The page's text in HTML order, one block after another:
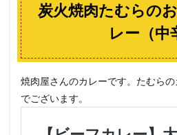
炭火焼肉たむらの
レー（中
焼肉屋さんのカレーです。たむら
でございます。